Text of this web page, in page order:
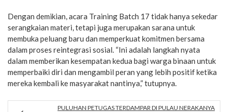
Dengan demikian, acara Training Batch 17 tidak hanya sekedar
serangkaian materi, tetapi juga merupakan sarana untuk
membuka peluang baru dan memperkuat komitmen bersama
dalam proses reintegrasi sosial. “Ini adalah langkah nyata
dalam memberikan kesempatan kedua bagi warga binaan untuk
memperbaiki diri dan mengambil peran yang lebih positif ketika
mereka kembali ke masyarakat nantinya,” tutupnya.
PULUHAN PETUGAS TERDAMPAR DI PULAU NERAKANYA